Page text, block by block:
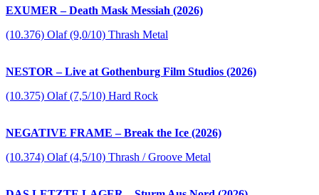
EXUMER – Death Mask Messiah (2026)
(10.376) Olaf (9,0/10) Thrash Metal
NESTOR – Live at Gothenburg Film Studios (2026)
(10.375) Olaf (7,5/10) Hard Rock
NEGATIVE FRAME – Break the Ice (2026)
(10.374) Olaf (4,5/10) Thrash / Groove Metal